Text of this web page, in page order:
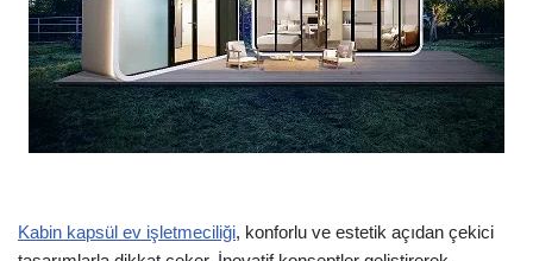
Kabin kapsül ev işletmeciliği, konforlu ve estetik açıdan çekici